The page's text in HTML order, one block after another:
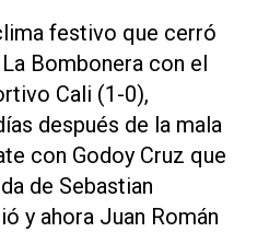
festivo que cerró
Bombonera con el
Cali (1-0),
después de la mala
con Godoy Cruz que
de Sebastian
y ahora Juan Román